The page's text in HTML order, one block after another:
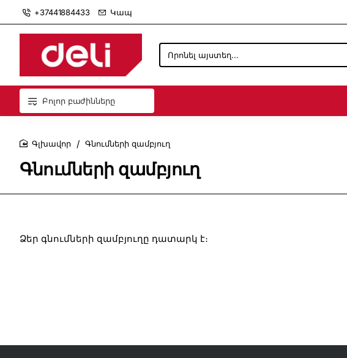
+37441884433 Կապ
Որոնել
այստեղ...
Բոլոր բաժինները
Գնումների զամբյուղ
Գնումների զամբյուղ
Ձեր գնումների զամբյուղը դատարկ է։